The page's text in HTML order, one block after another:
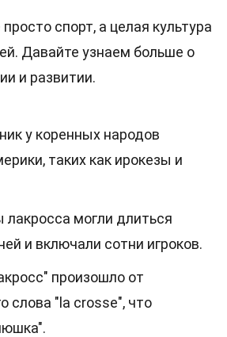
спорт, а целая культура
Давайте узнаем больше о
и развитии.
у коренных народов
таких как ирокезы и
лакросса могли длиться
и включали сотни игроков.
произошло от
слова "la crosse", что